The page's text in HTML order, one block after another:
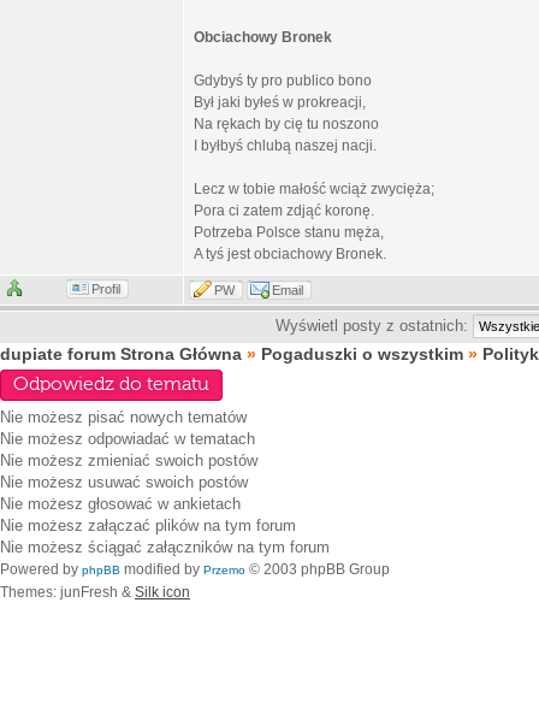
Obciachowy Bronek
Gdybyś ty pro publico bono
Był jaki byłeś w prokreacji,
Na rękach by cię tu noszono
I byłbyś chlubą naszej nacji.
Lecz w tobie małość wciąż zwycięża;
Pora ci zatem zdjąć koronę.
Potrzeba Polsce stanu męża,
A tyś jest obciachowy Bronek.
Profil PW Email
Wyświetl posty z ostatnich:
dupiate forum Strona Główna » Pogaduszki o wszystkim »
Odpowiedz do tematu
Nie możesz pisać nowych tematów
Nie możesz odpowiadać w tematach
Nie możesz zmieniać swoich postów
Nie możesz usuwać swoich postów
Nie możesz głosować w ankietach
Nie możesz załączać plików na tym forum
Nie możesz ściągać załączników na tym forum
Powered by phpBB modified by Przemo © 2003 phpBB Group
Themes: junFresh & Silk icon